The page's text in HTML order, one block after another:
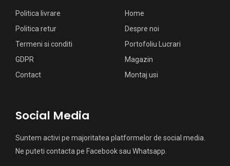
Politica livrare
Politica retur
Termeni si conditi
GDPR
Contact
Home
Despre noi
Portofoliu Lucrari
Magazin
Montaj usi
Social Media
Suntem activi pe majoritatea platformelor de social media.
Ne puteti contacta pe Facebook sau Whatsapp.